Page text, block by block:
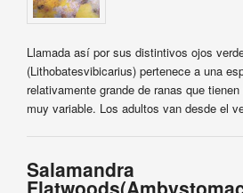
Llamada así por sus distintivos ojos
(Lithobatesvibicarius) pertenece a una
relativamente grande de ranas que
muy variable. Los adultos van desde el
Salamandra